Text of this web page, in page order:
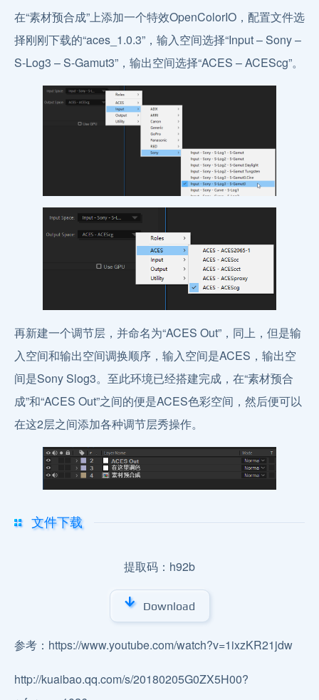
在“素材预合成”上添加一个特效OpenColorIO，配置文件选
择刚刚下载的“aces_1.0.3”，输入空间选择“Input – Sony –
S-Log3 – S-Gamut3”，输出空间选择“ACES – ACEScg”。
再新建一个调节层，并命名为“ACES Out”，同上，但是输
入空间和输出空间调换顺序，输入空间是ACES，输出空
间是Sony Slog3。至此环境已经搭建完成，在“素材预合
成”和“ACES Out”之间的便是ACES色彩空间，然后便可以
在这2层之间添加各种调节层秀操作。
文件下载
提取码：h92b
Download
参考：https://www.youtube.com/watch?v=1ixzKR21jdw
http://kuaibao.qq.com/s/20180205G0ZX5H00?